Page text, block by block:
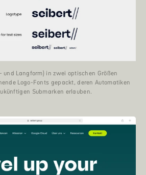
und Langform) in zwei optischen Größen
Logo-Fonts gepackt, deren Automatiken
Submarken erlauben.